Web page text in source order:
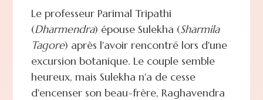
Le professeur Parimal Tripathi
(Dharmendra) épouse Sulekha (Sharmila
Tagore) après l'avoir rencontré lors d'une
excursion botanique. Le couple semble
heureux, mais Sulekha n'a de cesse
d'encenser son beau-frère, Raghavendra